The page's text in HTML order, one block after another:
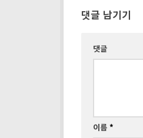
댓글 남기기
댓글
이름 *